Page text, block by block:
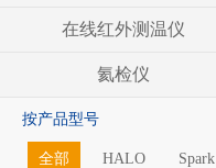
在线红外测温仪
氦检仪
按产品型号
全部 HALO Spark